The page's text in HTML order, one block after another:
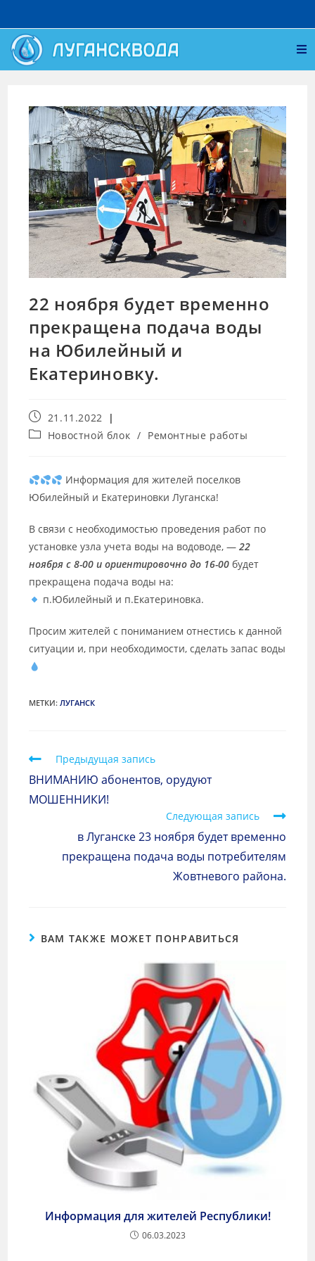
22 ноября будет временно
прекращена подача воды
на Юбилейный и
Екатериновку.
21.11.2022
Новостной блок / Ремонтные работы
Информация для жителей поселков
Юбилейный и Екатериновки Луганска!
В связи с необходимостью проведения работ по
установке узла учета воды на водоводе, —22
ноября с 8-00 и ориентировочно до 16-00 будет
прекращена подача воды на:
п.Юбилейный и п.Екатериновка.
Просим жителей с пониманием отнестись к данной
ситуации и, при необходимости, сделать запас воды
МЕТКИ:ЛУГАНСК
Предыдущая запись
ВНИМАНИЮ абонентов, орудуют
МОШЕННИКИ!
Следующая запись
в Луганске 23 ноября будет временно
прекращена подача воды потребителям
Жовтневого района.
ВАМ ТАКЖЕ МОЖЕТ ПОНРАВИТЬСЯ
Информация для жителей Республики!
06.03.2023